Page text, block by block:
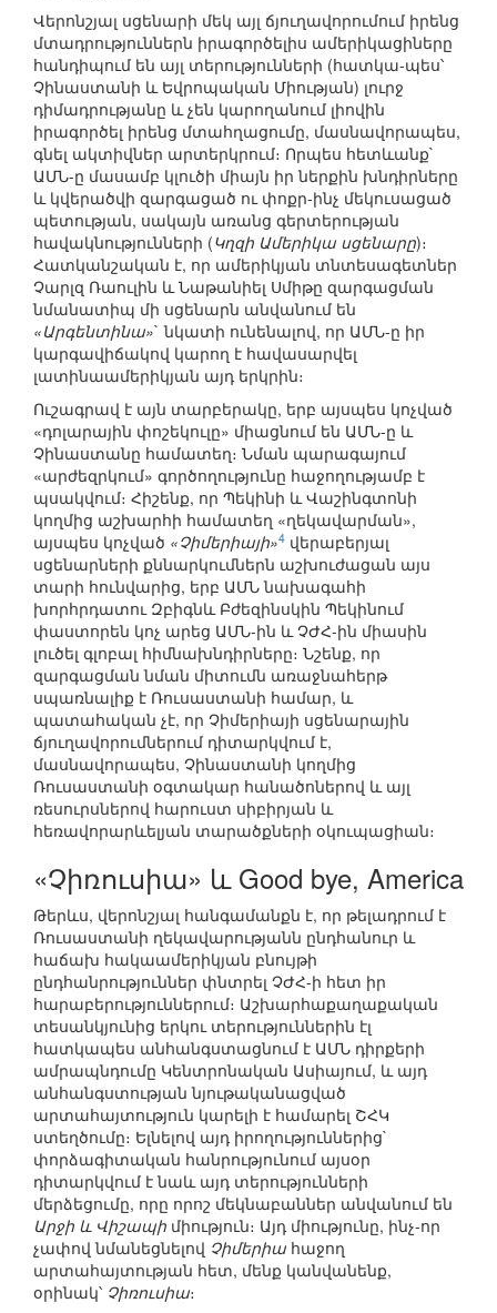
Վերոնշյալ սցենարի մեկ այլ ճյուղավորումում իրենց
մտադրություններն իրագործելիս ամերիկացիները
հանդիպում են այլ տերությունների (հատկա-պես՝
Չինաստանի և Եվրոպական Միության) լուրջ
դիմադրությանը և չեն կարողանում լիովին
իրագործել իրենց մտահղացումը, մասնավորապես,
գնել ակտիվներ արտերկրում։ Որպես հետևանք`
ԱՄՆ-ը մասամբ կլուծի միայն իր ներքին խնդիրները
և կվերածվի զարգացած ու փոքր-ինչ մեկուսացած
պետության, սակայն առանց գերտերության
հավակնությունների (Կղզի Ամերիկա սցենարը)։
Հատկանշական է, որ ամերիկյան տնտեսագետներ
Չարլզ Ռաուլին և Նաթանիել Սմիթը զարգացման
նմանատիպ մի սցենարն անվանում են
«Արգենտինա»` նկատի ունենալով, որ ԱՄՆ-ը իր
կարգավիճակով կարող է հավասարվել
լատինաամերիկյան այդ երկրին։
Ուշագրավ է այն տարբերակը, երբ այսպես կոչված
«դոլարային փոշեկուլը» միացնում են ԱՄՆ-ը և
Չինաստանը համատեղ։ Նման պարագայում
«արժեզրկում» գործողությունը հաջողությամբ է
պսակվում։ Հիշենք, որ Պեկինի և Վաշինգտոնի
կողմից աշխարհի համատեղ «ղեկավարման»,
այսպես կոչված «Չիմերիայի»4 վերաբերյալ
սցենարների քննարկումներն աշխուժացան այս
տարի հունվարից, երբ ԱՄՆ նախագահի
խորհրդատու Զբիգնև Բժեզինսկին Պեկինում
փաստորեն կոչ արեց ԱՄՆ-ին և ՉԺՀ-ին միասին
լուծել գլոբալ հիմնախնդիրները։ Նշենք, որ
զարգացման նման միտումն առաջնահերթ
սպառնալիք է Ռուսաստանի համար, և
պատահական չէ, որ Չիմերիայի սցենարային
ճյուղավորումներում դիտարկվում է,
մասնավորապես, Չինաստանի կողմից
Ռուսաստանի օգտակար հանածոներով և այլ
ռեսուրսներով հարուստ սիբիրյան և
հեռավորարևելյան տարածքների օկուպացիան։
«Չիռուսիա» և Good bye, America
Թերևս, վերոնշյալ հանգամանքն է, որ թելադրում է
Ռուսաստանի ղեկավարությանն ընդհանուր և
հաճախ հակաամերիկյան բնույթի
ընդհանրություններ փնտրել ՉԺՀ-ի հետ իր
հարաբերություններում։ Աշխարհաքաղաքական
տեսանկյունից երկու տերություններին էլ
հատկապես անհանգստացնում է ԱՄՆ դիրքերի
ամրապնդումը Կենտրոնական Ասիայում, և այդ
անհանգստության նյութականացված
արտահայտություն կարելի է համարել ՇՀԿ
ստեղծումը։ Ելնելով այդ իրողություններից`
փորձագիտական հանրությունում այսօր
դիտարկվում է նաև այդ տերությունների
մերձեցումը, որը որոշ մեկնաբաններ անվանում են
Արջի և Վիշապի միություն։ Այդ միությունը, ինչ-որ
չափով նմանեցնելով Չիմերիահաջող
արտահայտության հետ, մենք կանվանենք,
օրինակ՝ Չիռուսիա։